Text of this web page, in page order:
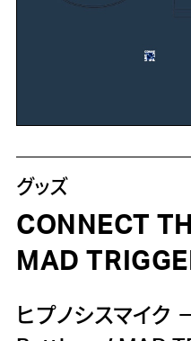
グッズ
CONNECT
MAD
ヒプノシスマイ